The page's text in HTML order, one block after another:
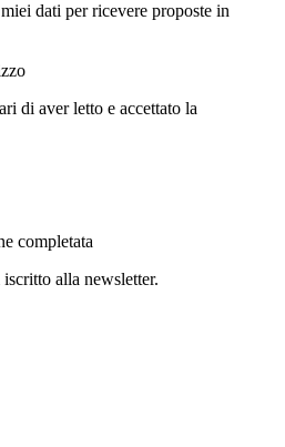
dati per ricevere proposte in
di aver letto e accettato la
completata
alla newsletter.